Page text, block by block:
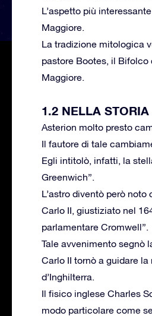
L’aspetto più
Maggiore.
La tradizione mitologica
pastore Bootes, il Bifolco
Maggiore.
1.2 NELLA STORIA
Asterion molto presto
Il fautore di tale
Egli intitolò, infatti, la
Greenwich”.
L’astro diventò però
Carlo II, giustiziato nel
parlamentare Cromwell”.
Tale avvenimento segnò
Carlo II tornò a guidare
d’Inghilterra.
Il fisico inglese Charles
modo particolare come